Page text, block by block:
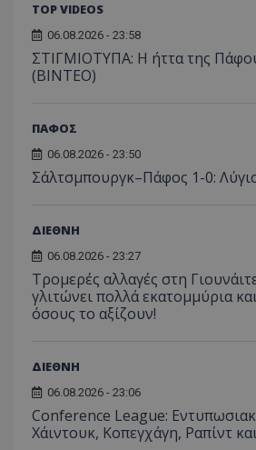
TOP VIDEOS
06.08.2026 - 23:58
ΣΤΙΓΜΙΟΤΥΠΑ: Η ήττα της
(ΒΙΝΤΕΟ)
ΠΑΦΟΣ
06.08.2026 - 23:50
Σάλτσμπουργκ–Πάφος 1-0:
ΔΙΕΘΝΗ
06.08.2026 - 23:27
Τρομερές αλλαγές στη
γλιτώνει πολλά εκατομμύρια
όσους το αξίζουν!
ΔΙΕΘΝΗ
06.08.2026 - 23:06
Conference League:
Χάιντουκ, Κοπεγχάγη, Ραπίντ